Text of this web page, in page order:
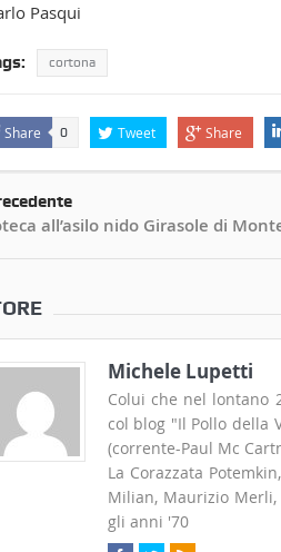
Pasqui
cortona
Share 0 Tweet Share
all’asilo nido Girasole di
Michele Lupetti
Colui che nel lontano
col blog "Il Pollo della
(corrente-Paul Mc
La Corazzata
Milian, Maurizio
gli anni '70